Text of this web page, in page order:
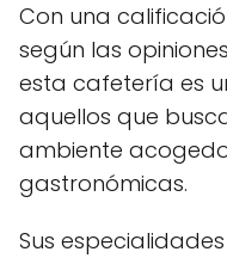
Con una
según las
esta cafetería es
aquellos que
ambiente
gastronómicas.
Sus